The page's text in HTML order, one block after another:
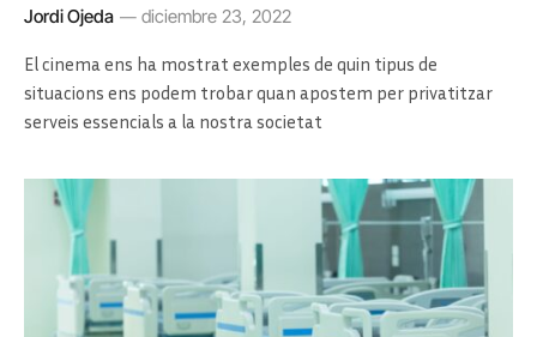
Jordi Ojeda diciembre 23, 2022
El cinema ens ha mostrat exemples de quin tipus de
situacions ens podem trobar quan apostem per privatitzar
serveis essencials a la nostra societat